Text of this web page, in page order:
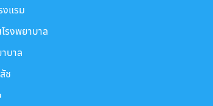
งแรม
รงพยาบาล
บาล
ช